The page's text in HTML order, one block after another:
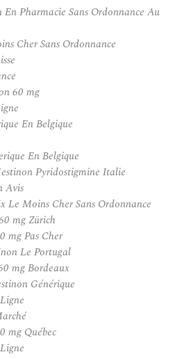
Pharmacie Sans Ordonnance Au
Cher Sans Ordonnance
60 mg
En Belgique
En Belgique
Pyridostigmine Italie
Avis
Moins Cher Sans Ordonnance
mg Zürich
mg Pas Cher
Le Portugal
mg Bordeaux
Générique
mg Québec